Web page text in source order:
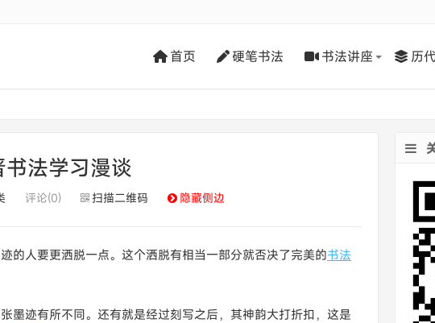
首页 硬笔书法 书法讲座 历
书法学习漫谈
评论(0) 扫描二维码 隐藏侧边
的人要更洒脱一点。这个洒脱有相当一部分就否决了完美的书法
墨迹有所不同。还有就是经过刻写之后，其神韵大打折扣，这是